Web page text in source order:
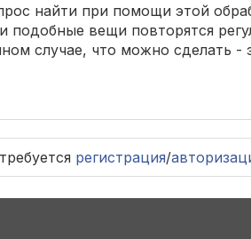
найти при помощи этой
подобные вещи повторятся
случае, что можно сделать -
регистрация/